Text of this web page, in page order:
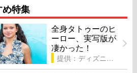
特集
全身タトゥーのヒ
ーロー、実写版が
凄かった！
提供：ディズニー